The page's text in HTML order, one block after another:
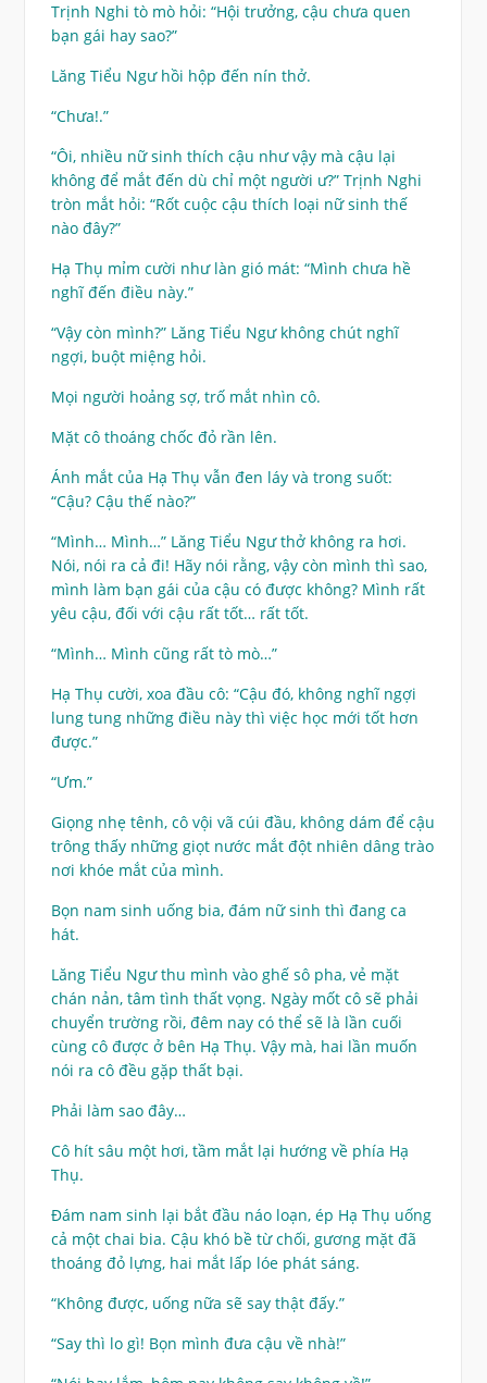
Trịnh Nghi tò mò hỏi: “Hội trưởng, cậu chưa quen
bạn gái hay sao?”
Lăng Tiểu Ngư hồi hộp đến nín thở.
“Chưa!.”
“Ôi, nhiều nữ sinh thích cậu như vậy mà cậu lại
không để mắt đến dù chỉ một người ư?” Trịnh Nghi
tròn mắt hỏi: “Rốt cuộc cậu thích loại nữ sinh thế
nào đây?”
Hạ Thụ mỉm cười như làn gió mát: “Mình chưa hề
nghĩ đến điều này.”
“Vậy còn mình?” Lăng Tiểu Ngư không chút nghĩ
ngợi, buột miệng hỏi.
Mọi người hoảng sợ, trố mắt nhìn cô.
Mặt cô thoáng chốc đỏ rần lên.
Ánh mắt của Hạ Thụ vẫn đen láy và trong suốt:
“Cậu? Cậu thế nào?”
“Mình… Mình…” Lăng Tiểu Ngư thở không ra hơi.
Nói, nói ra cả đi! Hãy nói rằng, vậy còn mình thì sao,
mình làm bạn gái của cậu có được không? Mình rất
yêu cậu, đối với cậu rất tốt… rất tốt.
“Mình… Mình cũng rất tò mò…”
Hạ Thụ cười, xoa đầu cô: “Cậu đó, không nghĩ ngợi
lung tung những điều này thì việc học mới tốt hơn
được.”
“Ưm.”
Giọng nhẹ tênh, cô vội vã cúi đầu, không dám để cậu
trông thấy những giọt nước mắt đột nhiên dâng trào
nơi khóe mắt của mình.
Bọn nam sinh uống bia, đám nữ sinh thì đang ca
hát.
Lăng Tiểu Ngư thu mình vào ghế sô pha, vẻ mặt
chán nản, tâm tình thất vọng. Ngày mốt cô sẽ phải
chuyển trường rồi, đêm nay có thể sẽ là lần cuối
cùng cô được ở bên Hạ Thụ. Vậy mà, hai lần muốn
nói ra cô đều gặp thất bại.
Phải làm sao đây…
Cô hít sâu một hơi, tầm mắt lại hướng về phía Hạ
Thụ.
Đám nam sinh lại bắt đầu náo loạn, ép Hạ Thụ uống
cả một chai bia. Cậu khó bề từ chối, gương mặt đã
thoáng đỏ lựng, hai mắt lấp lóe phát sáng.
“Không được, uống nữa sẽ say thật đấy.”
“Say thì lo gì! Bọn mình đưa cậu về nhà!”